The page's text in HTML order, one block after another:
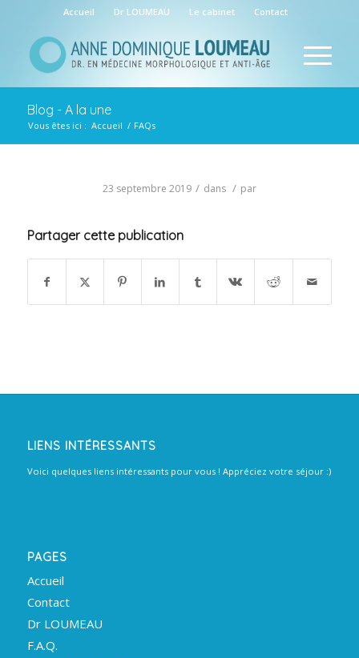
Accueil Dr LOUMEAU Le cabinet Contact
Blog - A la une
Vous êtes ici : Accueil / FAQs
23 septembre 2019 / dans / par
Partager cette publication
LIENS INTÉRESSANTS
Voici quelques liens intéressants pour vous ! Appréciez votre séjour :)
PAGES
Accueil
Contact
Dr LOUMEAU
F.A.Q.